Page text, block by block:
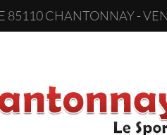
CHANTONNAY -